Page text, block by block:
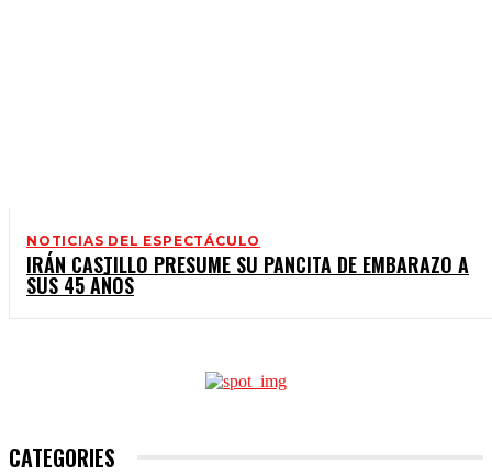
NOTICIAS DEL ESPECTÁCULO
IRÁN CASTILLO PRESUME SU PANCITA DE EMBARAZO A
SUS 45 AÑOS
CATEGORIES